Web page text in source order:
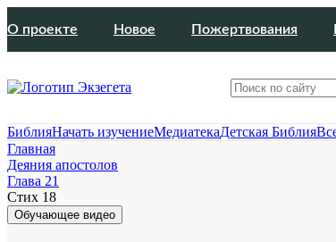
О проекте Новое Пожертвования
БиблияНачать изучениеМедиатекаДетская Библия
Главная
Деяния апостолов
Глава 21
Стих 18
Обучающее видео